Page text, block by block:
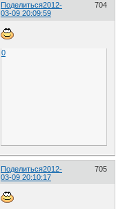
Поделиться 704
2012-
03-09 20:09:59
0
Поделиться 705
2012-
03-09 20:10:17